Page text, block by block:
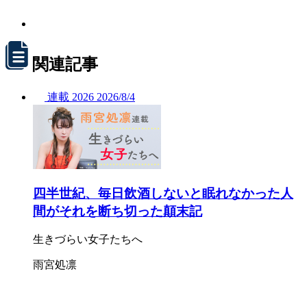
関連記事
連載 2026 2026/8/4
四半世紀、毎日飲酒しないと眠れなかった人
間がそれを断ち切った顛末記
生きづらい女子たちへ
雨宮処凛